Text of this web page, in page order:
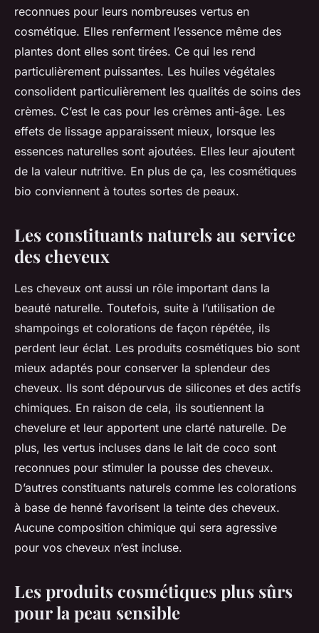
reconnues pour leurs nombreuses vertus en
cosmétique. Elles renferment l’essence même des
plantes dont elles sont tirées. Ce qui les rend
particulièrement puissantes. Les huiles végétales
consolident particulièrement les qualités de soins des
crèmes. C’est le cas pour les crèmes anti-âge. Les
effets de lissage apparaissent mieux, lorsque les
essences naturelles sont ajoutées. Elles leur ajoutent
de la valeur nutritive. En plus de ça, les cosmétiques
bio conviennent à toutes sortes de peaux.
Les constituants naturels au service
des cheveux
Les cheveux ont aussi un rôle important dans la
beauté naturelle. Toutefois, suite à l’utilisation de
shampoings et colorations de façon répétée, ils
perdent leur éclat. Les produits cosmétiques bio sont
mieux adaptés pour conserver la splendeur des
cheveux. Ils sont dépourvus de silicones et des actifs
chimiques. En raison de cela, ils soutiennent la
chevelure et leur apportent une clarté naturelle. De
plus, les vertus incluses dans le lait de coco sont
reconnues pour stimuler la pousse des cheveux.
D’autres constituants naturels comme les colorations
à base de henné favorisent la teinte des cheveux.
Aucune composition chimique qui sera agressive
pour vos cheveux n’est incluse.
Les produits cosmétiques plus sûrs
pour la peau sensible